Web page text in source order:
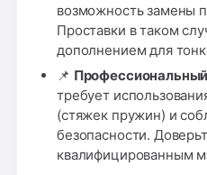
возможность замены
Проставки в таком
дополнением для
📌
требует
(стяжек пружин) и
безопасности.
квалифицированным